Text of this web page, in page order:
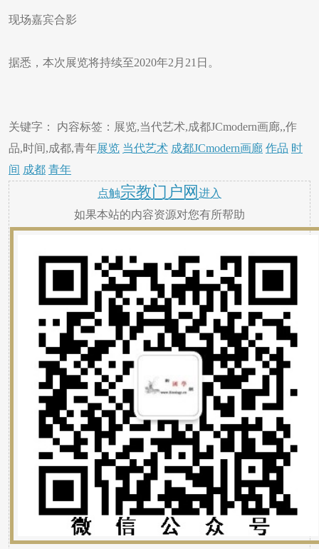
现场嘉宾合影
​据悉，本次展览将持续至2020年2月21日。
关键字： 内容标签：展览,当代艺术,成都JCmodern画廊,,作
品,时间,成都,青年展览 当代艺术 成都JCmodern画廊 作品 时
间 成都 青年
点触宗教门户网 进入
如果本站的内容资源对您有所帮助